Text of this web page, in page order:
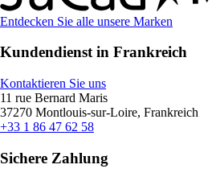
Entdecken Sie alle unsere Marken
Kundendienst in Frankreich
Kontaktieren Sie uns
11 rue Bernard Maris
37270 Montlouis-sur-Loire, Frankreich
+33 1 86 47 62 58
Sichere Zahlung